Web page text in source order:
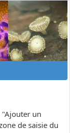
un
de saisie du